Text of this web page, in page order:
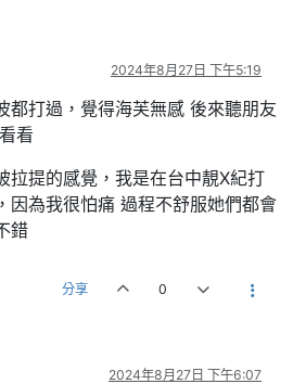
2024年8月27日 下午5:19
都打過，覺得海芙無感 後來聽朋友
看
拉提的感覺，我是在台中靚X紀打
因為我很怕痛 過程不舒服她們都會
錯
分享 0
2024年8月27日 下午6:07